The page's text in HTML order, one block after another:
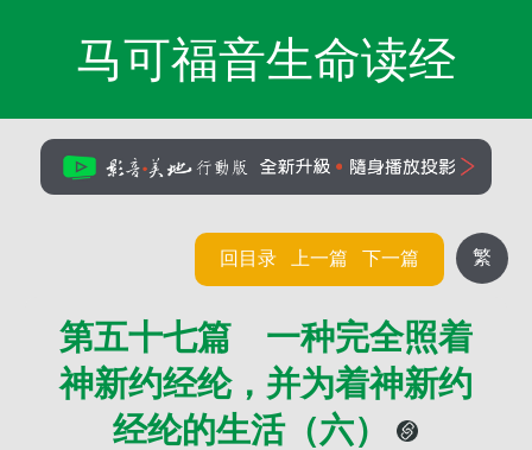
马可福音生命读经
繁
回目录 上一篇 下一篇
第五十七篇 一种完全照着
神新约经纶，并为着神新约
经纶的生活（六）